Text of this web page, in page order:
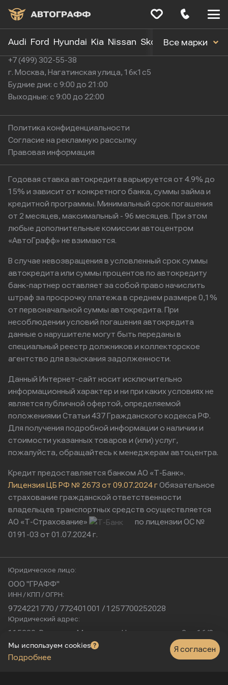
Audi Ford Hyundai Kia Nissan Skoda Toyota
Все марки
+7 (499) 302-55-38
г. Москва, Нагатинская улица, 16к1с5
Будние дни: с 9:00 до 21:00
Выходные: с 9:00 до 22:00
Политика конфиденциальности
Согласие на рекламную рассылку
Правовая информация
Годовая ставка автокредита варьируется от 4.9% до
15% и зависит от конкретного банка, суммы займа и
кредитной программы. Минимальный срок погашения
от 2 месяцев, максимальный - 96 месяцев. При этом
любые дополнительные комиссии автоцентром
«АвтоГрафф» не взимаются.
В случае невозвращения в условленный срок суммы
автокредита или суммы процентов по автокредиту
банк-партнер оставляет за собой право начислить
штраф за просрочку платежа в среднем размере 0,1%
от первоначальной суммы автокредита. При
несоблюдении условий погашения автокредита
данные о нарушителе могут быть переданы в
специальный реестр должников и коллекторское
агентство для взыскания задолженности.
Данный Интернет-сайт носит исключительно
информационный характер и ни при каких условиях не
является публичной офертой, определяемой
положениями Статьи 437 Гражданского кодекса РФ.
Для получения подробной информации о наличии и
стоимости указанных товаров и (или) услуг,
пожалуйста, обращайтесь к менеджерам автоцентра.
Кредит предоставляется банком АО «Т-Банк».
Лицензия ЦБ РФ № 2673 от 09.07.2024 гОбязательное
страхование гражданской ответственности
владельцев транспортных средств осуществляется
АО «Т-Страхование»
по лицензии ОС №
0191-03 от 01.07.2024 г.
Юридическое лицо:
ООО "ГРАФФ"
ИНН / КПП / ОГРН:
9724221770 / 772401001 / 1257700252028
Юридический адрес:
115230, Россия, г. Москва, ул. Нагатинская, д. 2, п. 16/2
Физический адрес:
г. Москва, Нагатинская улица, 16к1с5
Мы используем cookies
Подробнее
Я согласен